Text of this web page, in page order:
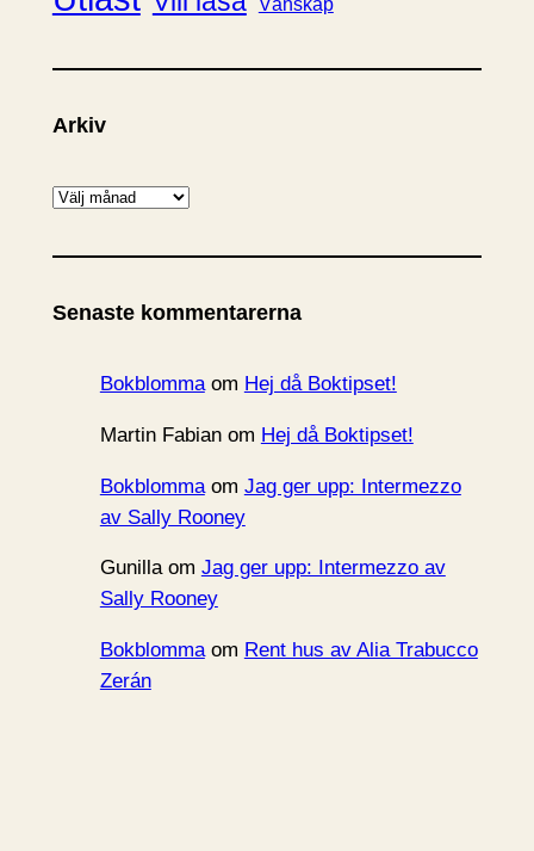
Vänskap
Arkiv
A
k
v
Senaste kommentarerna
Bokblommaom Hej då Boktipset!
Martin Fabianom Hej då Boktipset!
Bokblommaom Jag ger upp: Intermezzo
av Sally Rooney
Gunillaom Jag ger upp: Intermezzo av
Sally Rooney
Bokblommaom Rent hus av Alia Trabucco
Zerán